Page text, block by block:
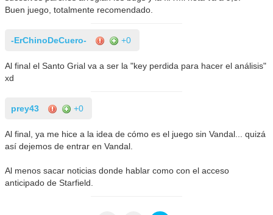
Buen juego, totalmente recomendado.
-ErChinoDeCuero- +0
Al final el Santo Grial va a ser la "key perdida para hacer el análisis"
xd
prey43 +0
Al final, ya me hice a la idea de cómo es el juego sin Vandal... quizá
así dejemos de entrar en Vandal.
Al menos sacar noticias donde hablar como con el acceso
anticipado de Starfield.